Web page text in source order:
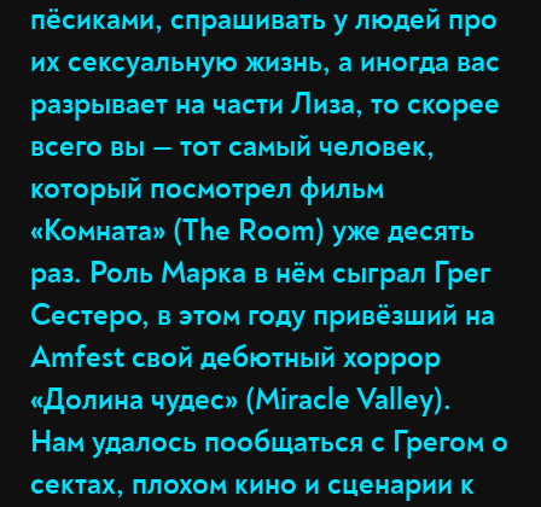
пёсиками, спрашивать у людей про
их сексуальную жизнь, а иногда вас
разрывает на части Лиза, то скорее
всего вы — тот самый человек,
который посмотрел фильм
«Комната» (The Room) уже десять
раз. Роль Марка в нём сыграл Грег
Сестеро, в этом году привёзший на
Amfest свой дебютный хоррор
«Долина чудес» (Miracle Valley).
Нам удалось пообщаться с Грегом о
сектах, плохом кино и сценарии к